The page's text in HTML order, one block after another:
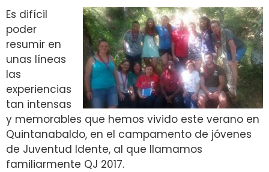
Es difícil
poder
resumir en
unas líneas
las
experiencias
tan intensas
y memorables que hemos vivido este verano en
Quintanabaldo, en el campamento de jóvenes
de Juventud Idente, al que llamamos
familiarmente QJ 2017.